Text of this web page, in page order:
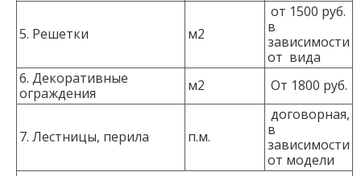
5. Решетки м2
от 1500 руб.
в
зависимости
от вида
6. Декоративные
ограждения
м2 От 1800 руб.
7. Лестницы, перила п.м.
договорная,
в
зависимости
от модели